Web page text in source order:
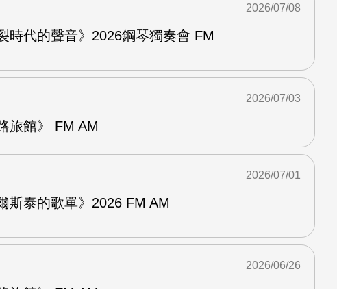
時代的聲音》2026鋼琴獨奏會 FM
2026/07/08
旅館》 FM AM
2026/07/03
斯泰的歌單》2026 FM AM
2026/07/01
2026/06/26